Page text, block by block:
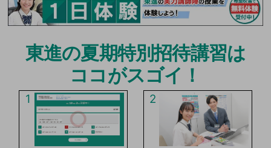
東進の夏期特別招待講習は
ココがスゴイ！
1 2